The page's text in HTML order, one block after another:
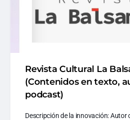
Revista Cultural La
(Contenidos en texto,
podcast)
Descripción de la innovación: Autor